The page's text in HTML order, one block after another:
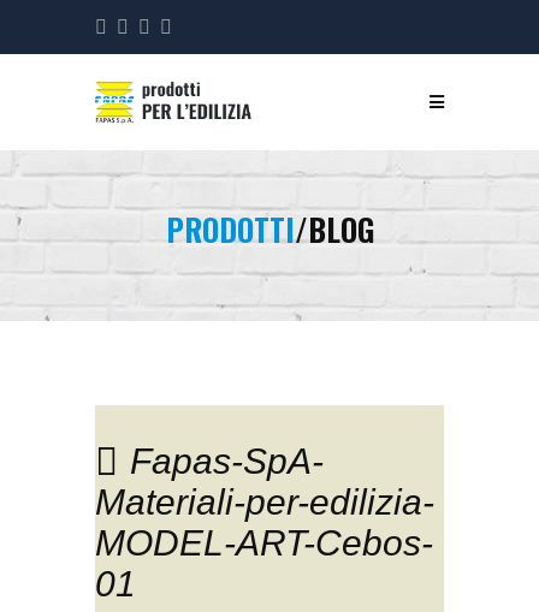
PRODOTTI/BLOG
Fapas-SpA-
Materiali-per-edilizia-
MODEL-ART-Cebos-
01